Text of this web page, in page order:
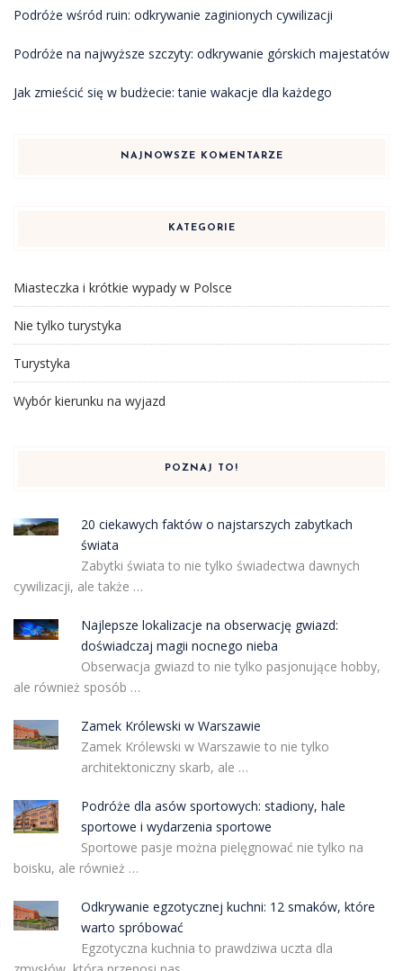
Podróże wśród ruin: odkrywanie zaginionych cywilizacji
Podróże na najwyższe szczyty: odkrywanie górskich majestatów
Jak zmieścić się w budżecie: tanie wakacje dla każdego
NAJNOWSZE KOMENTARZE
KATEGORIE
Miasteczka i krótkie wypady w Polsce
Nie tylko turystyka
Turystyka
Wybór kierunku na wyjazd
POZNAJ TO!
20 ciekawych faktów o najstarszych zabytkach
świata
Zabytki świata to nie tylko świadectwa dawnych
cywilizacji, ale także …
Najlepsze lokalizacje na obserwację gwiazd:
doświadczaj magii nocnego nieba
Obserwacja gwiazd to nie tylko pasjonujące hobby,
ale również sposób …
Zamek Królewski w Warszawie
Zamek Królewski w Warszawie to nie tylko
architektoniczny skarb, ale …
Podróże dla asów sportowych: stadiony, hale
sportowe i wydarzenia sportowe
Sportowe pasje można pielęgnować nie tylko na
boisku, ale również …
Odkrywanie egzotycznej kuchni: 12 smaków, które
warto spróbować
Egzotyczna kuchnia to prawdziwa uczta dla